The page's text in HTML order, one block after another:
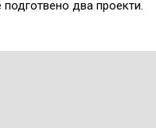
два проекти.